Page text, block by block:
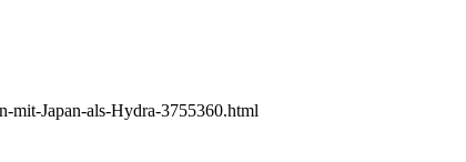
mit-Japan-als-Hydra-3755360.html